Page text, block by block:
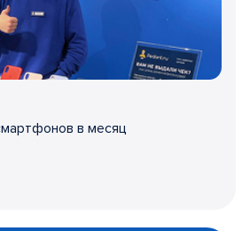
в месяц